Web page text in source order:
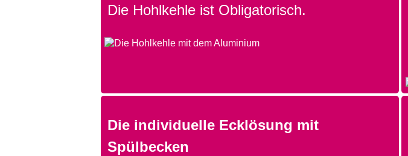
Die Hohlkehle ist Obligatorisch.
Die individuelle Ecklösung mit
Spülbecken